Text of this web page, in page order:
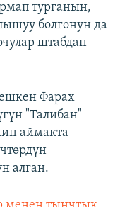
турганын,
болгонун да
штабдан
Фарах
"Талибан"
аймакта
алган.